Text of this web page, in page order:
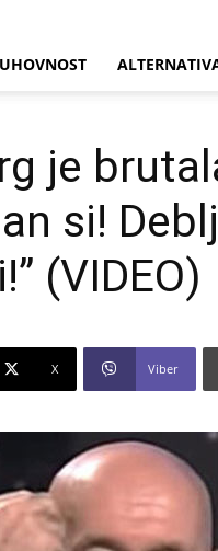
je
si!
(VIDEO)
X Viber